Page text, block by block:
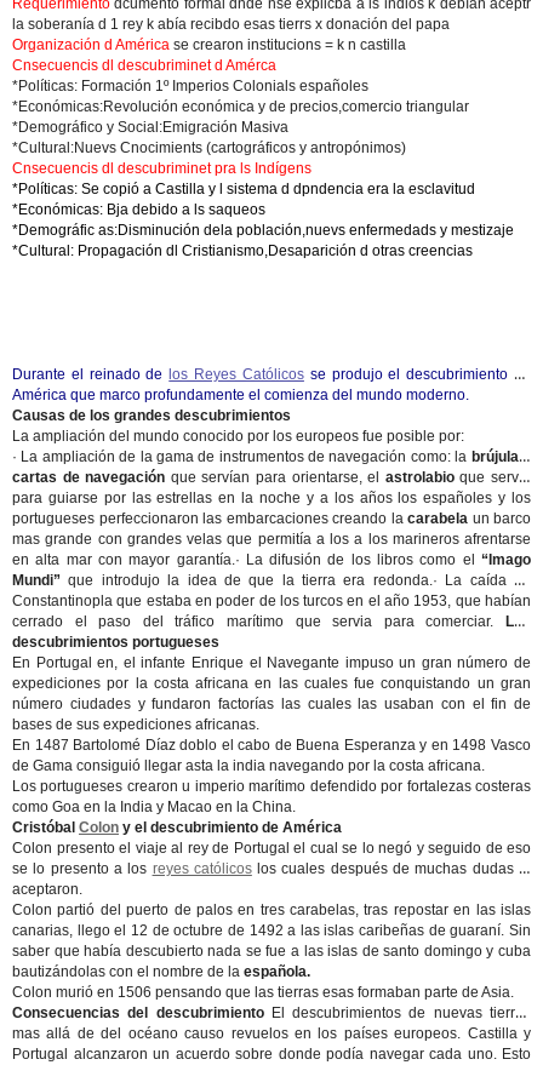
Requerimiento dcumento formal dnde nse explicba a ls indios k debían aceptr
la soberanía d 1 rey k abía recibdo esas tierrs x donación del papa
Organización d América se crearon institucions = k n castilla
Cnsecuencis dl descubriminet d Amérca
*Políticas: Formación 1º Imperios Colonials españoles
*Económicas:Revolución económica y de precios,comercio triangular
*Demográfico y Social:Emigración Masiva
*Cultural:Nuevs Cnocimients (cartográficos y antropónimos)
Cnsecuencis dl descubriminet pra ls Indígens
*Políticas: Se copió a Castilla y l sistema d dpndencia era la esclavitud
*Económicas: Bja debido a ls saqueos
*Demográfic as:Disminución dela población,nuevs enfermedads y mestizaje
*Cultural: Propagación dl Cristianismo,Desaparición d otras creencias
Durante el reinado de los Reyes Católicosse produjo el descubrimiento de
América que marco profundamente el comienza del mundo moderno.
Causas de los grandes descubrimientos
La ampliación del mundo conocido por los europeos fue posible por:
· La ampliación de la gama de instrumentos de navegación como: la brújula o
cartas de navegación que servían para orientarse, el astrolabioque servia
para guiarse por las estrellas en la noche y a los años los españoles y los
portugueses perfeccionaron las embarcaciones creando la carabela un barco
mas grande con grandes velas que permitía a los a los marineros afrentarse
en alta mar con mayor garantía.· La difusión de los libros como el “Imago
Mundi”que introdujo la idea de que la tierra era redonda.· La caída de
Constantinopla que estaba en poder de los turcos en el año 1953, que habían
cerrado el paso del tráfico marítimo que servia para comerciar. Los
descubrimientos portugueses
En Portugal en, el infante Enrique el Navegante impuso un gran número de
expediciones por la costa africana en las cuales fue conquistando un gran
número ciudades y fundaron factorías las cuales las usaban con el fin de
bases de sus expediciones africanas.
En 1487 Bartolomé Díaz doblo el cabo de Buena Esperanza y en 1498 Vasco
de Gama consiguió llegar asta la india navegando por la costa africana.
Los portugueses crearon u imperio marítimo defendido por fortalezas costeras
como Goa en la India y Macao en la China.
Cristóbal Colon y el descubrimiento de América
Colon presento el viaje al rey de Portugal el cual se lo negó y seguido de eso
se lo presento a los reyes católicoslos cuales después de muchas dudas lo
aceptaron.
Colon partió del puerto de palos en tres carabelas, tras repostar en las islas
canarias, llego el 12 de octubre de 1492 a las islas caribeñas de guaraní. Sin
saber que había descubierto nada se fue a las islas de santo domingo y cuba
bautizándolas con el nombre de la española.
Colon murió en 1506 pensando que las tierras esas formaban parte de Asia.
Consecuencias del descubrimiento El descubrimientos de nuevas tierras
mas allá de del océano causo revuelos en los países europeos. Castilla y
Portugal alcanzaron un acuerdo sobre donde podía navegar cada uno. Esto